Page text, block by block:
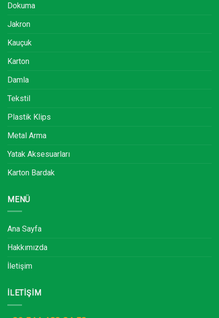
Dokuma
Jakron
Kauçuk
Karton
Damla
Tekstil
Plastik Klips
Metal Arma
Yatak Aksesuarları
Karton Bardak
MENÜ
Ana Sayfa
Hakkımızda
İletişim
İLETIŞIM